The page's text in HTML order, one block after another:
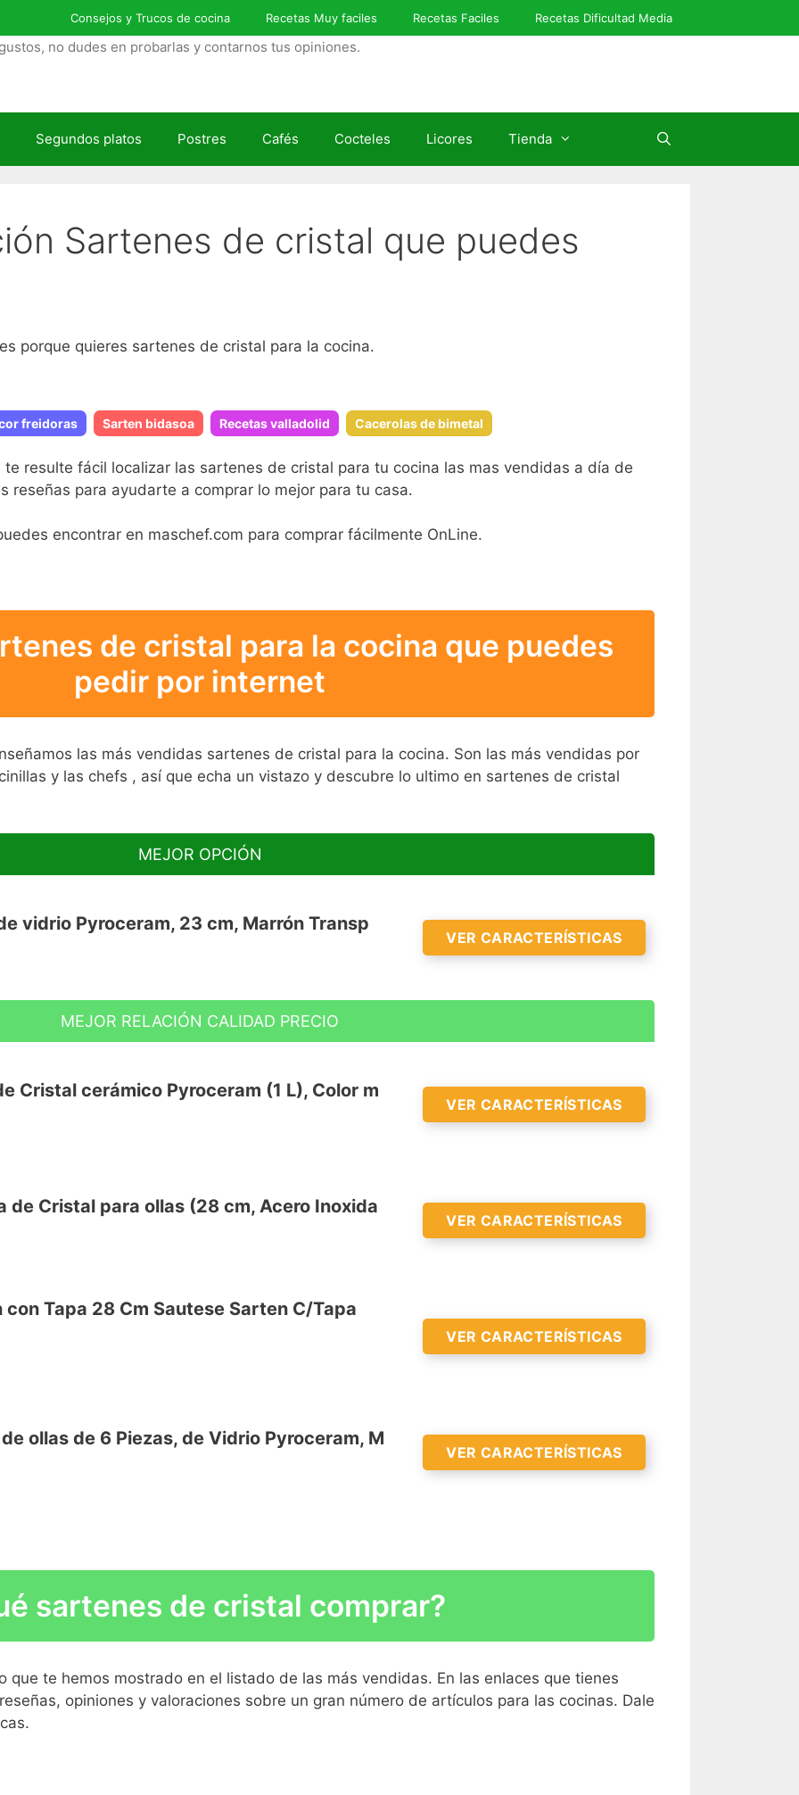
Consejos y Trucos de cocina Recetas Muy faciles Recetas Faciles Recetas Dificultad Media
no dudes en probarlas y contarnos tus opiniones.
Segundos platos Postres Cafés Cocteles Licores Tienda
Sartenes de cristal que puedes
porque quieres sartenes de cristal para la cocina.
freidoras Sarten bidasoa Recetas valladolid Cacerolas de bimetal
te resulte fácil localizar las sartenes de cristal para tu cocina las mas vendidas a día de
reseñas para ayudarte a comprar lo mejor para tu casa.
encontrar en maschef.com para comprar fácilmente OnLine.
de cristal para la cocina que puedes
pedir por internet
las más vendidas sartenes de cristal para la cocina. Son las más vendidas por
y las chefs , así que echa un vistazo y descubre lo ultimo en sartenes de cristal
MEJOR OPCIÓN
vidrio Pyroceram, 23 cm, Marrón Transp
VER CARACTERÍSTICAS
Visions permite ver cómo se va
se puede poner al fogón o al
y de cerámica
MEJOR RELACIÓN CALIDAD PRECIO
Cristal cerámico Pyroceram (1 L), Color m
VER CARACTERÍSTICAS
la comida mientras se cocina
adecuado para la estufa de gas, horno,
de Cristal para ollas (28 cm, Acero Inoxida
VER CARACTERÍSTICAS
Tapa 28 Cm Sautese Sarten C/Tapa
VER CARACTERÍSTICAS
ollas de 6 Piezas, de Vidrio Pyroceram, M
VER CARACTERÍSTICAS
se puede poner al fogón o al
vidrio no poroso no absorbe olores ni
y de cerámica
sartenes de cristal comprar?
que te hemos mostrado en el listado de las más vendidas. En las enlaces que tienes
opiniones y valoraciones sobre un gran número de artículos para las cocinas. Dale